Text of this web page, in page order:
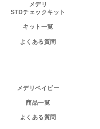
メデリ
STDチェックキット
キット一覧
よくある質問
メデリベイビー
商品一覧
よくある質問